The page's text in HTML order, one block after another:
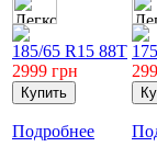
185/65 R15 88T
2999 грн
Подробнее